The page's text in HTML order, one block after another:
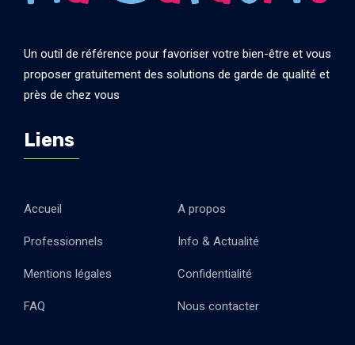
Un outil de référence pour favoriser votre bien-être et vous
proposer gratuitement des solutions de garde de qualité et
près de chez vous
Liens
Accueil A propos
Professionnels Info & Actualité
Mentions légales Confidentialité
FAQ Nous contacter